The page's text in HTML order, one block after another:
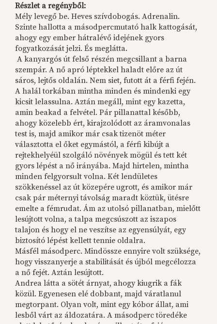
Részlet a regényből:
Mély levegő be. Heves szívdobogás. Adrenalin.
Szinte hallotta a másodpercmutató halk kattogását,
ahogy egy ember hátralévő idejének gyors
fogyatkozását jelzi. És meglátta.
A kanyargós út felső részén megcsillant a barna
szempár. A nő apró léptekkel haladt előre az út
sáros, lejtős oldalán. Nem siet, futott át a férfi fején.
A halál torkában mintha minden és mindenki egy
kicsit lelassulna. Aztán megáll, mint egy kazetta,
amin beakad a felvétel. Pár pillanattal később,
ahogy közelebb ért, kirajzolódott az áramvonalas
test is, majd amikor már csak tizenöt méter
választotta el őket egymástól, a férfi kibújt a
rejtekhelyéül szolgáló növények mögül és tett két
gyors lépést a nő irányába. Majd hirtelen, mintha
minden felgyorsult volna. Két lendületes
szökkenéssel az út közepére ugrott, és amikor már
csak pár méternyi távolság maradt köztük, ütésre
emelte a fémrudat. Ám az utolsó pillanatban, mielőtt
lesújtott volna, a talpa megcsúszott az iszapos
talajon és hogy el ne veszítse az egyensúlyát, egy
biztosító lépést kellett tennie oldalra.
Másfél másodperc. Mindössze ennyire volt szüksége,
hogy visszanyerje a stabilitását és újból megcélozza
a nő fejét. Aztán lesújtott.
Andrea látta a sötét árnyat, ahogy kiugrik a fák
közül. Egyenesen elé dobbant, majd váratlanul
megtorpant. Olyan volt, mint egy kóbor állat, ami
lesből várt az áldozatára. A másodperc töredéke